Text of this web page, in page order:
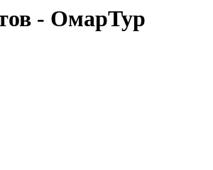
- ОмарТур